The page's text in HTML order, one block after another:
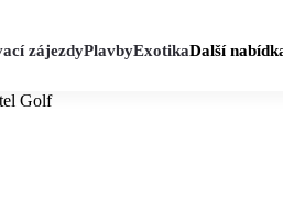
zájezdyPlavbyExotikaDalší
Golf